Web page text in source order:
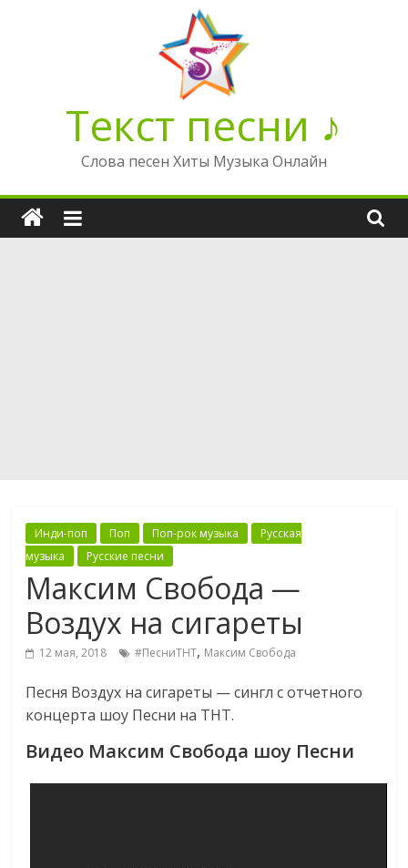
Текст песни ♪
Слова песен Хиты Музыка Онлайн
Инди-поп Поп Поп-рок музыка
Русская
музыка
Русские песни
Максим Свобода —
Воздух на сигареты
12 мая, 2018 #ПесниТНТ, Максим Свобода
Песня Воздух на сигареты — сингл с отчетного
концерта шоу Песни на ТНТ.
Видео Максим Свобода шоу Песни